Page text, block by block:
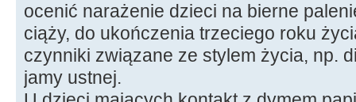
ocenić narażenie dzieci na bierne
ciąży, do ukończenia trzeciego roku
czynniki związane ze stylem życia, np.
jamy ustnej.